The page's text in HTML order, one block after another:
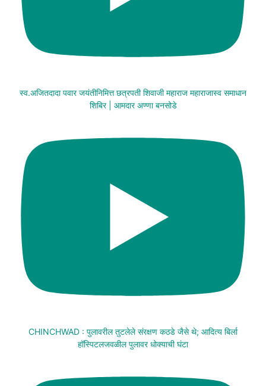
स्व.अजितदादा पवार जयंतीनिमित्त छत्रपती शिवाजी महाराज महाराजास्व समाधान
शिबिर | आमदार अण्णा बनसोडे
CHINCHWAD : पुलावरील तुटलेले संरक्षण कठडे जैसे थे; आदित्य बिर्ला
हॉस्पिटलजवळील पुलावर धोक्याची घंटा